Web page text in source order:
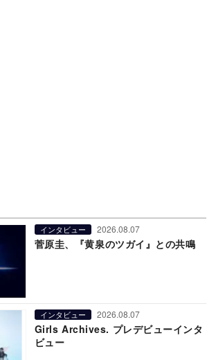
インタビュー 2026.08.07
菅原圭、『黄泉のツガイ』との共鳴
インタビュー 2026.08.07
Girls Archives. プレデビューインタ
ビュー